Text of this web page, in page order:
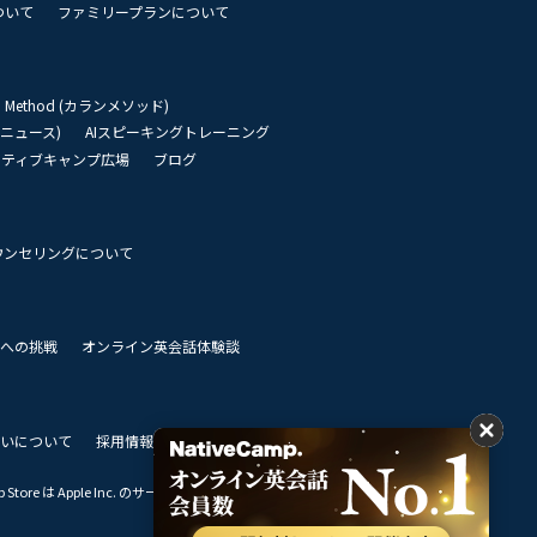
いて ファミリープランについて
Method (カランメソッド)
ュース)
AIスピーキングトレーニング
ィブキャンプ広場
ブログ
セリングについて
の挑戦 オンライン英会話体験談
について 採用情報 私達のビジョン
は Apple Inc. のサービスマークです。